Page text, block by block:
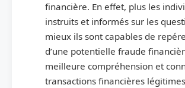
financière. En effet, plus les
instruits et informés sur les
mieux ils sont capables de
d’une potentielle fraude
meilleure compréhension et
transactions financières